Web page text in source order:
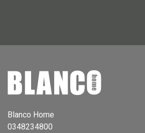
Tafellamp
Vloerlamp
Wandlamp
Lampenkappen
Blanco Home
0348234800